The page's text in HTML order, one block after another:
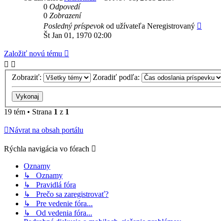
0 Odpovedí
0 Zobrazení
Posledný príspevokod užívateľa Neregistrovaný
Št Jan 01, 1970 02:00
Založiť novú tému
Zobraziť: Zoradiť podľa:
19 tém • Strana 1 z 1
Návrat na obsah portálu
Rýchla navigácia vo fórach
Oznamy
↳ Oznamy
↳ Pravidlá fóra
↳ Prečo sa zaregistrovať?
↳ Pre vedenie fóra...
↳ Od vedenia fóra...